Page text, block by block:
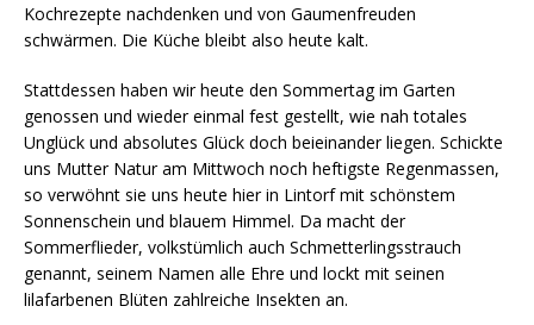
Kochrezepte nachdenken und von Gaumenfreuden
schwärmen. Die Küche bleibt also heute kalt.
Stattdessen haben wir heute den Sommertag im Garten
genossen und wieder einmal fest gestellt, wie nah totales
Unglück und absolutes Glück doch beieinander liegen. Schickte
uns Mutter Natur am Mittwoch noch heftigste Regenmassen,
so verwöhnt sie uns heute hier in Lintorf mit schönstem
Sonnenschein und blauem Himmel. Da macht der
Sommerflieder, volkstümlich auch Schmetterlingsstrauch
genannt, seinem Namen alle Ehre und lockt mit seinen
lilafarbenen Blüten zahlreiche Insekten an.